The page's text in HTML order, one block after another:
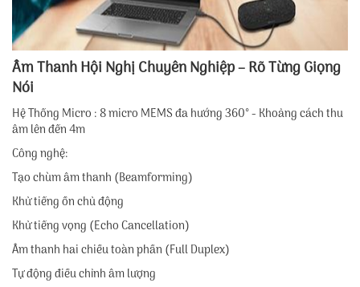
Âm Thanh Hội Nghị Chuyên Nghiệp – Rõ Từng Giọng
Nói
Hệ Thống Micro : 8 micro MEMS đa hướng 360° - Khoảng cách thu
âm lên đến 4m
Công nghệ:
Tạo chùm âm thanh (Beamforming)
Khử tiếng ồn chủ động
Khử tiếng vọng (Echo Cancellation)
Âm thanh hai chiều toàn phần (Full Duplex)
Tự động điều chỉnh âm lượng